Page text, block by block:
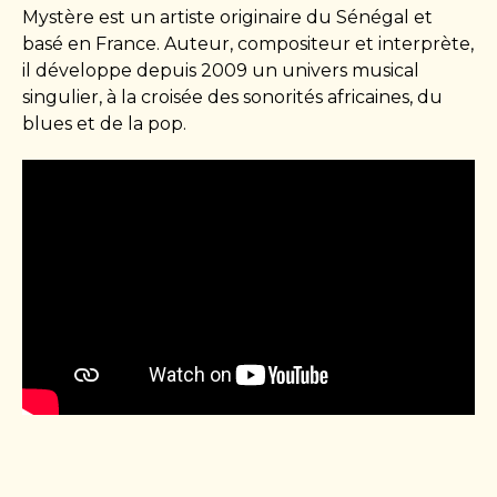
Mystère est un artiste originaire du Sénégal et
basé en France. Auteur, compositeur et interprète,
il développe depuis 2009 un univers musical
singulier, à la croisée des sonorités africaines, du
blues et de la pop.